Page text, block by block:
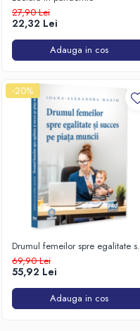
Istorie
Istorie/Critica
Jurnale/Memorii
Manuale scolare/Cursuri
Medicină
Poezie
Politică/Geopolitică
Proză
Psihologie
Sociologie
Sport
Stiinte/Educatie
27,90 Lei
22,32 Lei
Adauga in cos
-20%
Drumul femeilor spre egalitate si
succes pe piața muncii
69,90 Lei
55,92 Lei
Adauga in cos